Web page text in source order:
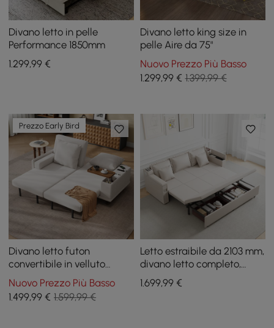
Divano letto in pelle
Performance 1850mm
1.299,99 €
Divano letto king size in
pelle Aire da 75"
Nuovo Prezzo Più Basso
1.299,99€ 1.399,99 €
Prezzo Early Bird
Divano letto futon
convertibile in velluto
Queen da 82 pollici a 2
posti con tavolino laterale
Nuovo Prezzo Più Basso
1.499,99 € 1.599,99 €
Letto estraibile da 2103 mm,
divano letto completo,
contenitore imbottito in
pelle con altoparlante
1.699,99€